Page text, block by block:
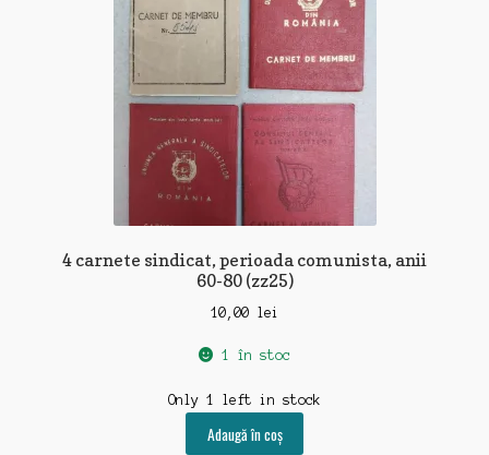
4 carnete sindicat, perioada comunista, anii
60-80 (zz25)
10,00 lei
1 în stoc
Only 1 left in stock
Adaugă în coș